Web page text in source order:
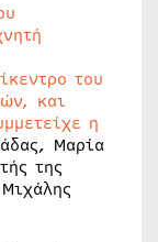
του
και
η
Μαρία
της